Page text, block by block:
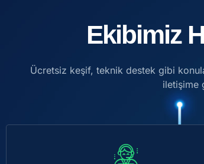
Ekibimiz
Ücretsiz keşif, teknik destek gibi
iletişime